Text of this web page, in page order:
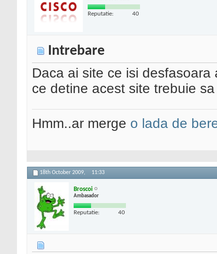
Reputatie: 40
Intrebare
Daca ai site ce isi
ce detine acest site trebuie
Hmm..ar merge o lada de
18th October 2009, 11:33
Broscoi
Ambasador
Reputatie: 40